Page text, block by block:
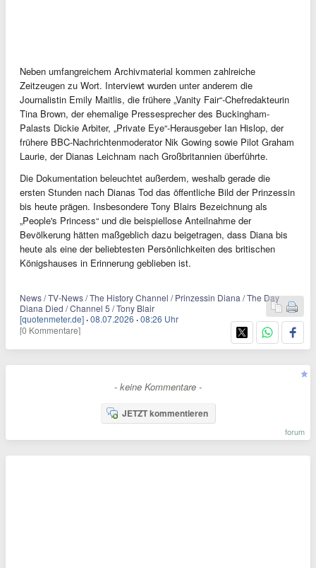
Neben umfangreichem Archivmaterial kommen zahlreiche
Zeitzeugen zu Wort. Interviewt wurden unter anderem die
Journalistin Emily Maitlis, die frühere „Vanity Fair“-Chefredakteurin
Tina Brown, der ehemalige Pressesprecher des Buckingham-
Palasts Dickie Arbiter, „Private Eye“-Herausgeber Ian Hislop, der
frühere BBC-Nachrichtenmoderator Nik Gowing sowie Pilot Graham
Laurie, der Dianas Leichnam nach Großbritannien überführte.
Die Dokumentation beleuchtet außerdem, weshalb gerade die
ersten Stunden nach Dianas Tod das öffentliche Bild der Prinzessin
bis heute prägen. Insbesondere Tony Blairs Bezeichnung als
„People's Princess“ und die beispiellose Anteilnahme der
Bevölkerung hätten maßgeblich dazu beigetragen, dass Diana bis
heute als eine der beliebtesten Persönlichkeiten des britischen
Königshauses in Erinnerung geblieben ist.
News / TV-News / The History Channel / Prinzessin Diana / The Day
Diana Died / Channel 5 / Tony Blair
[quotenmeter.de] ·08.07.2026 ·08:26 Uhr
[0 Kommentare]
- keine Kommentare -
JETZT kommentieren
forum